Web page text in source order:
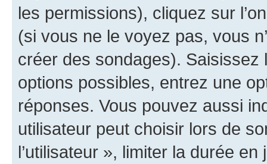
les permissions), cliquez sur
(si vous ne le voyez pas, vous
créer des sondages).
options possibles, entrez une
réponses. Vous pouvez aussi
utilisateur peut choisir lors de
l’utilisateur », limiter la durée